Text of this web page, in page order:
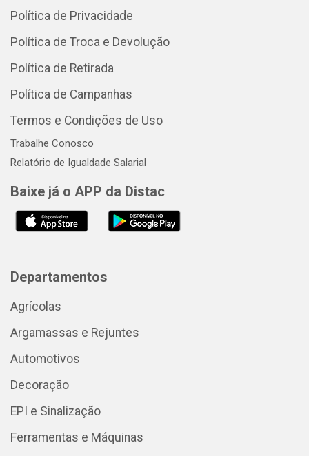
Política de Privacidade
Política de Troca e Devolução
Política de Retirada
Política de Campanhas
Termos e Condições de Uso
Trabalhe Conosco
Relatório de Igualdade Salarial
Baixe já o APP da Distac
Departamentos
Agrícolas
Argamassas e Rejuntes
Automotivos
Decoração
EPI e Sinalização
Ferramentas e Máquinas